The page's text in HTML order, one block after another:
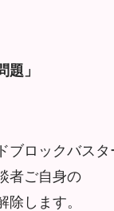
題」
ブロックバスタ
者ご自身の
除します。